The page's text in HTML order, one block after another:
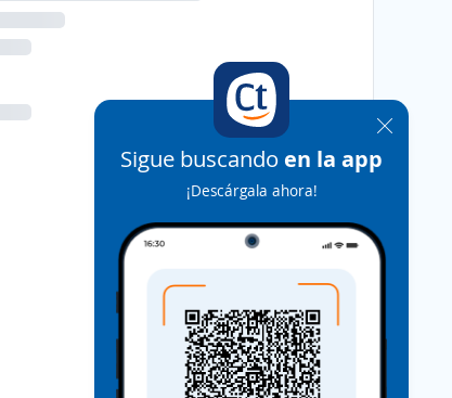
Sigue buscando en la app
¡Descárgala ahora!